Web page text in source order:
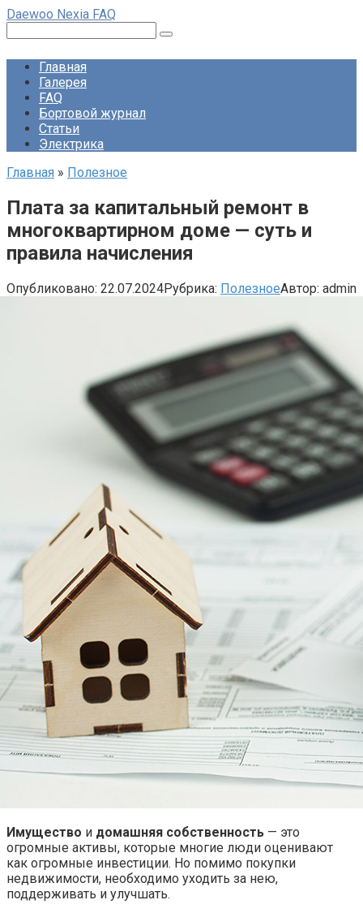
Перейти
контенту
Daewoo Nexia FAQ
Главная
Галерея
FAQ
Бортовой журнал
Статьи
Электрика
Главная » Полезное
Плата за капитальный ремонт в
многоквартирном доме — суть и
правила начисления
Опубликовано: 22.07.2024Рубрика: ПолезноеАвтор: admin
Имущество и домашняя собственность — это
огромные активы, которые многие люди оценивают
как огромные инвестиции. Но помимо покупки
недвижимости, необходимо уходить за нею,
поддерживать и улучшать.